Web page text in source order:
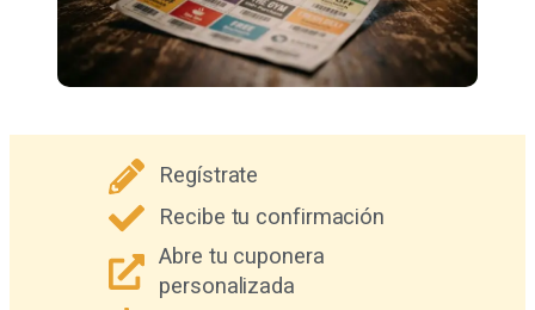
Regístrate
Recibe tu confirmación
Abre tu cuponera
personalizada